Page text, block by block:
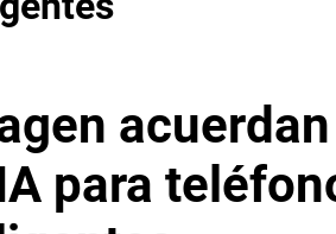
para